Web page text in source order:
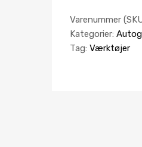
Varenummer
Kategorier:
Tag: Værktøjer